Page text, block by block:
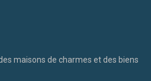
maisons de charmes et des biens